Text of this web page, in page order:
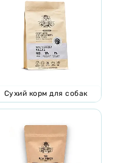
Сухий корм для собак